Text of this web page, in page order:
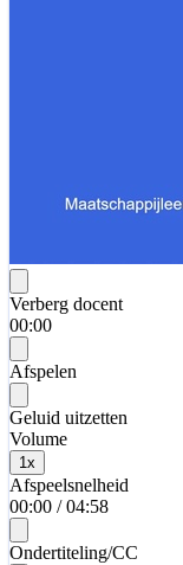
Verberg docent
00:00
Afspelen
Geluid uitzetten
Volume
1x
Afspeelsnelheid
00:00 / 04:58
Ondertiteling/CC